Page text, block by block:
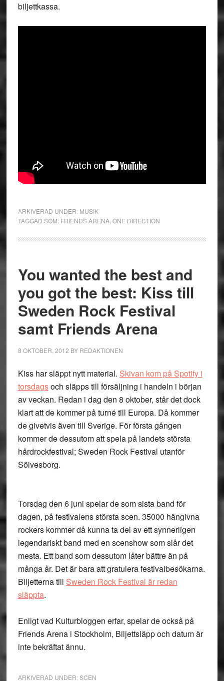
biljettkassa.
ARKIVERAD UNDER: MUSIK
TAGGAD SOM: FRIENDS ARENA, ONE DIRECTION
You wanted the best and
you got the best: Kiss till
Sweden Rock Festival
samt Friends Arena
8 OKTOBER, 2012 BY REDAKTIONEN
Kiss har släppt nytt material. Skivan kom på Spotify i
torsdagsoch släpps till försäljning i handeln i början
av veckan. Redan i dag den 8 oktober, står det dock
klart att de kommer på turné till Europa. Då kommer
de givetvis även till Sverige. För första gången
kommer de dessutom att spela på landets största
hårdrockfestival; Sweden Rock Festival utanför
Sölvesborg.
Torsdag den 6 juni spelar de som sista band för
dagen, på festivalens största scen. 35000 hängivna
rockers kommer då kunna ta del av ett synnerligen
legendariskt band med en scenshow som slår det
mesta. Ett band som dessutom låter bättre än på
många år. Det är bara att gratulera festivalbesökarna.
Biljetterna till Sweden Rock Festival är redan
släppta.
Enligt vad Kulturbloggen erfar, spelar de också på
Friends Arena i Stockholm, Biljettsläpp och datum är
inte bekräftat ännu.
ARKIVERAD UNDER:SCEN